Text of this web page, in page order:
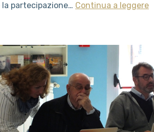
partecipazione… Continua a leggere